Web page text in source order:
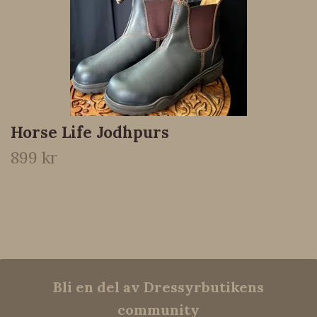
Horse Life Jodhpurs
899 kr
Bli en del av Dressyrbutikens
community